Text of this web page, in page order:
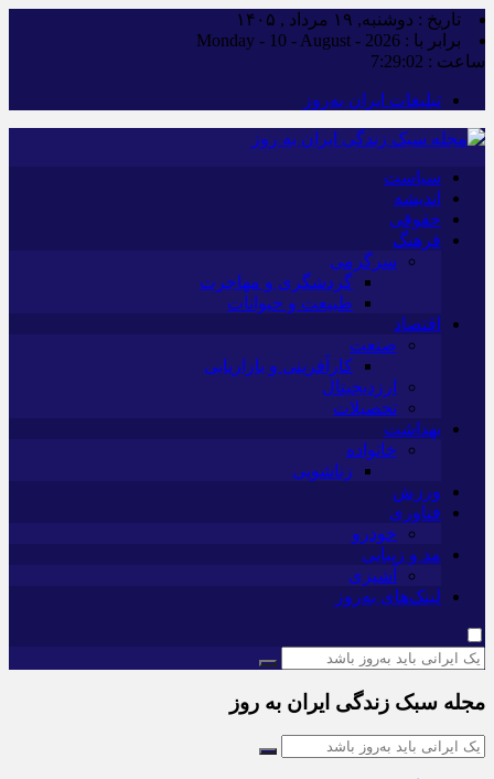
تاریخ : دوشنبه, ۱۹ مرداد , ۱۴۰۵
برابر با : Monday - 10 - August - 2026
ساعت : 7:29:03
تبلیغات ایران به‌روز
سیاست
اندیشه
حقوقی
فرهنگ
سرگرمی
گردشگری و مهاجرت
طبیعت و حیوانات
اقتصاد
صنعت
کارآفرینی و بازاریابی
ارزدیجیتال
تحصیلات
بهداشت
خانواده
زناشویی
ورزش
فناوری
خودرو
مد و زیبایی
آشپزی
لینک‌های به‌روز
مجله سبک زندگی ایران به روز